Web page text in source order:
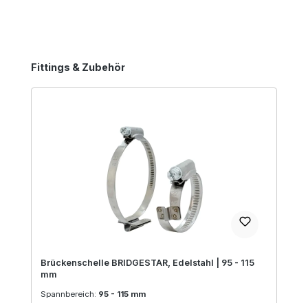
Produktgalerie überspringen
Fittings & Zubehör
Brückenschelle BRIDGESTAR, Edelstahl | 95 - 115
mm
Spannbereich: 95 - 115 mm